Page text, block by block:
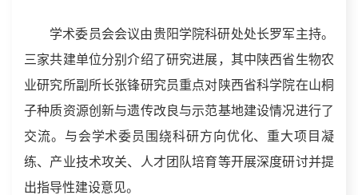
学术委员会会议由贵阳学院科研处处长罗军主持。
三家共建单位分别介绍了研究进展，其中陕西省生物农
业研究所副所长张锋研究员重点对陕西省科学院在山桐
子种质资源创新与遗传改良与示范基地建设情况进行了
交流。与会学术委员围绕科研方向优化、重大项目凝
练、产业技术攻关、人才团队培育等开展深度研讨并提
出指导性建设意见。